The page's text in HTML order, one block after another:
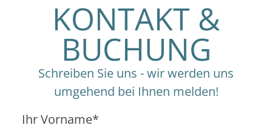
KONTAKT &
BUCHUNG
Schreiben Sie uns - wir werden uns
umgehend bei Ihnen melden!
Ihr Vorname*